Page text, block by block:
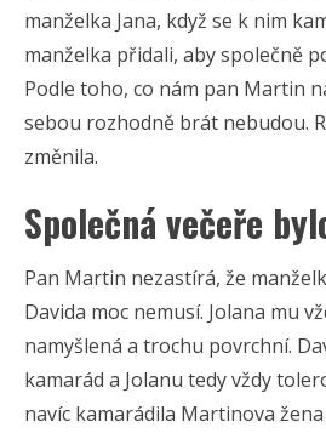
manželka Jana, když se k nim
manželka přidali, aby společně
Podle toho, co nám pan Martin
sebou rozhodně brát nebudou.
změnila.
Společná večeře
Pan Martin nezastírá, že
Davida moc nemusí. Jolana mu
namyšlená a trochu povrchní.
kamarád a Jolanu tedy vždy
navíc kamarádila Martinova